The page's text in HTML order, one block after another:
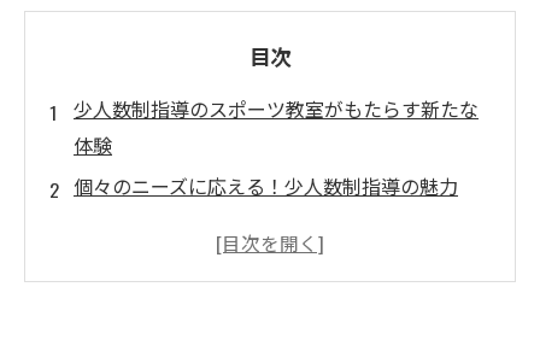
目次
少人数制指導のスポーツ教室がもたらす新たな
体験
個々のニーズに応える！少人数制指導の魅力
参加者の絆が深まる！少人数制でのコミュニケ
ーションの重要性